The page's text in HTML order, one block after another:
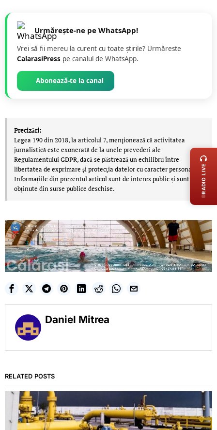
Urmărește-ne pe WhatsApp!
Vrei să fii mereu la curent cu toate știrile? Urmăreste
CalarasiPress pe canalul de WhatsApp.
Abonează-te la canal
Precizări:
Legea 190 din 2018, la articolul 7, menţionează că activitatea
jurnalistică este exonerată de la unele prevederi ale
Regulamentului GDPR, dacă se păstrează un echilibru între
libertatea de exprimare şi protecţia datelor cu caracter personal.
Informațiile din prezentul articol sunt de interes public și sunt
obținute din surse publice deschise.
Daniel Mitrea
RELATED POSTS
RADIO LIVE